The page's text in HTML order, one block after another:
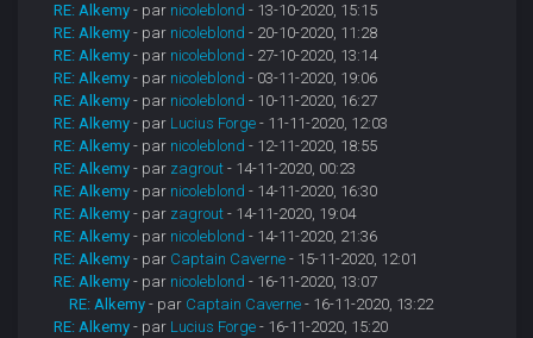
RE: Alkemy - par nicoleblond - 13-10-2020, 15:15
RE: Alkemy - par nicoleblond - 20-10-2020, 11:28
RE: Alkemy - par nicoleblond - 27-10-2020, 13:14
RE: Alkemy - par nicoleblond - 03-11-2020, 19:06
RE: Alkemy - par nicoleblond - 10-11-2020, 16:27
RE: Alkemy - par Lucius Forge - 11-11-2020, 12:03
RE: Alkemy - par nicoleblond - 12-11-2020, 18:55
RE: Alkemy - par zagrout - 14-11-2020, 00:23
RE: Alkemy - par nicoleblond - 14-11-2020, 16:30
RE: Alkemy - par zagrout - 14-11-2020, 19:04
RE: Alkemy - par nicoleblond - 14-11-2020, 21:36
RE: Alkemy - par Captain Caverne - 15-11-2020, 12:01
RE: Alkemy - par nicoleblond - 16-11-2020, 13:07
RE: Alkemy - par Captain Caverne - 16-11-2020, 13:22
RE: Alkemy - par Lucius Forge - 16-11-2020, 15:20